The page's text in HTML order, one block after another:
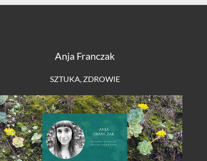
Anja Franczak
SZTUKA, ZDROWIE